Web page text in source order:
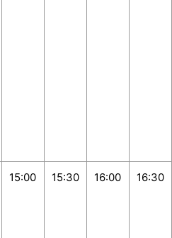
15:00 15:30 16:00 16:30